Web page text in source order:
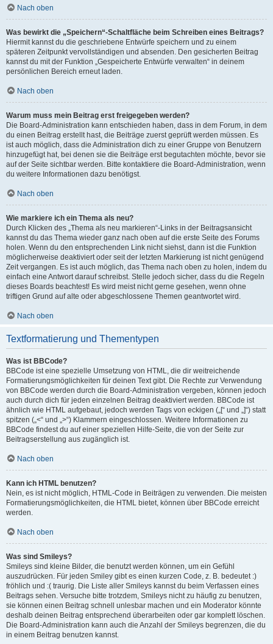
Nach oben
Was bewirkt die „Speichern“-Schaltfläche beim Schreiben eines Beitrags?
Hiermit kannst du die geschriebene Entwürfe speichern und zu einem
späteren Zeitpunkt vervollständigen und absenden. Den gesicherten Beitrag
kannst du mit der Funktion „Gespeicherte Entwürfe verwalten“ in deinem
persönlichen Bereich erneut laden.
Nach oben
Warum muss mein Beitrag erst freigegeben werden?
Die Board-Administration kann entschieden haben, dass in dem Forum, in dem
du einen Beitrag erstellt hast, die Beiträge zuerst geprüft werden müssen. Es
ist auch möglich, dass die Administration dich zu einer Gruppe von Benutzern
hinzugefügt hat, bei denen sie die Beiträge erst begutachten möchte, bevor sie
auf der Seite sichtbar werden. Bitte kontaktiere die Board-Administration, wenn
du weitere Informationen dazu benötigst.
Nach oben
Wie markiere ich ein Thema als neu?
Durch Klicken des „Thema als neu markieren“-Links in der Beitragsansicht
kannst du das Thema wieder ganz nach oben auf die erste Seite des Forums
holen. Wenn du den entsprechenden Link nicht siehst, dann ist die Funktion
möglicherweise deaktiviert oder seit der letzten Markierung ist nicht genügend
Zeit vergangen. Es ist auch möglich, das Thema nach oben zu holen, indem du
einfach eine Antwort darauf schreibst. Stelle jedoch sicher, dass du die Regeln
dieses Boards beachtest! Es wird meist nicht gerne gesehen, wenn ohne
triftigen Grund auf alte oder abgeschlossene Themen geantwortet wird.
Nach oben
Textformatierung und Thementypen
Was ist BBCode?
BBCode ist eine spezielle Umsetzung von HTML, die dir weitreichende
Formatierungsmöglichkeiten für deinen Text gibt. Die Rechte zur Verwendung
von BBCode werden durch die Board-Administration vergeben, können jedoch
auch durch dich für jeden einzelnen Beitrag deaktiviert werden. BBCode ist
ähnlich wie HTML aufgebaut, jedoch werden Tags von eckigen („[“ und „]“) statt
spitzen („<“ und „>“) Klammern eingeschlossen. Weitere Informationen zu
BBCode findest du auf einer speziellen Hilfe-Seite, die von der Seite zur
Beitragserstellung aus zugänglich ist.
Nach oben
Kann ich HTML benutzen?
Nein, es ist nicht möglich, HTML-Code in Beiträgen zu verwenden. Die meisten
Formatierungsmöglichkeiten, die HTML bietet, können über BBCode erreicht
werden.
Nach oben
Was sind Smileys?
Smileys sind kleine Bilder, die benutzt werden können, um ein Gefühl
auszudrücken. Für jeden Smiley gibt es einen kurzen Code, z. B. bedeutet :)
fröhlich und :( traurig. Die Liste aller Smileys kannst du beim Verfassen eines
Beitrags sehen. Versuche bitte trotzdem, Smileys nicht zu häufig zu benutzen,
sie können einen Beitrag schnell unlesbar machen und ein Moderator könnte
deshalb deinen Beitrag entsprechend überarbeiten oder gar komplett löschen.
Die Board-Administration kann auch die Anzahl der Smileys begrenzen, die du
in einem Beitrag benutzen kannst.